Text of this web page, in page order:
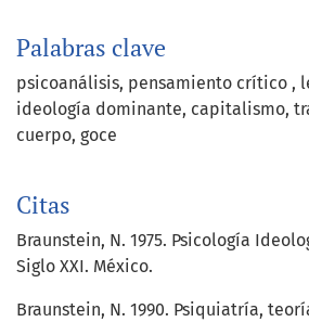
Palabras clave
psicoanálisis pensamiento crítico
ideología dominante capitalismo
cuerpo goce
Citas
Braunstein, N. 1975. Psicología
Siglo XXI. México.
Braunstein, N. 1990. Psiquiatría,